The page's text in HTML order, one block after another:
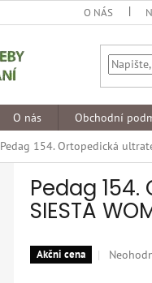
O NÁS
O nás Obchodní
Pedag 154. Ortopedická
Pedag
SIESTA
Akčni cena